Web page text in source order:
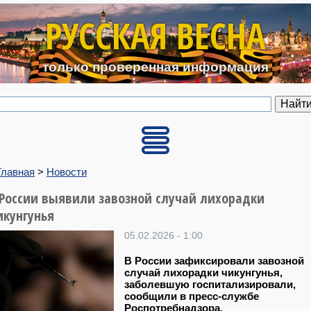
Перейти к основному
РУССКАЯ ВЕСНА
только проверенная информация
> Новости
выявили завозной случай лихорадки
05.02.2026 - 1:00
В России зафиксировали завозной
случай лихорадки чикунгунья,
заболевшую госпитализировали,
сообщили в пресс-службе
Роспотребнадзора.